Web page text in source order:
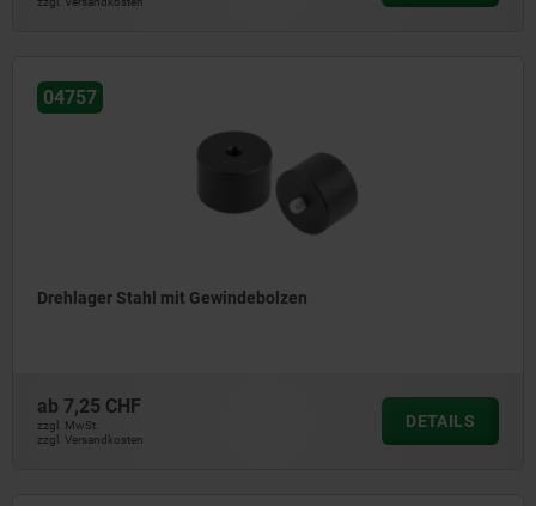
04757
Drehlager Stahl mit Gewindebolzen
ab 7,25 CHF
zzgl. MwSt.
zzgl. Versandkosten
DETAILS